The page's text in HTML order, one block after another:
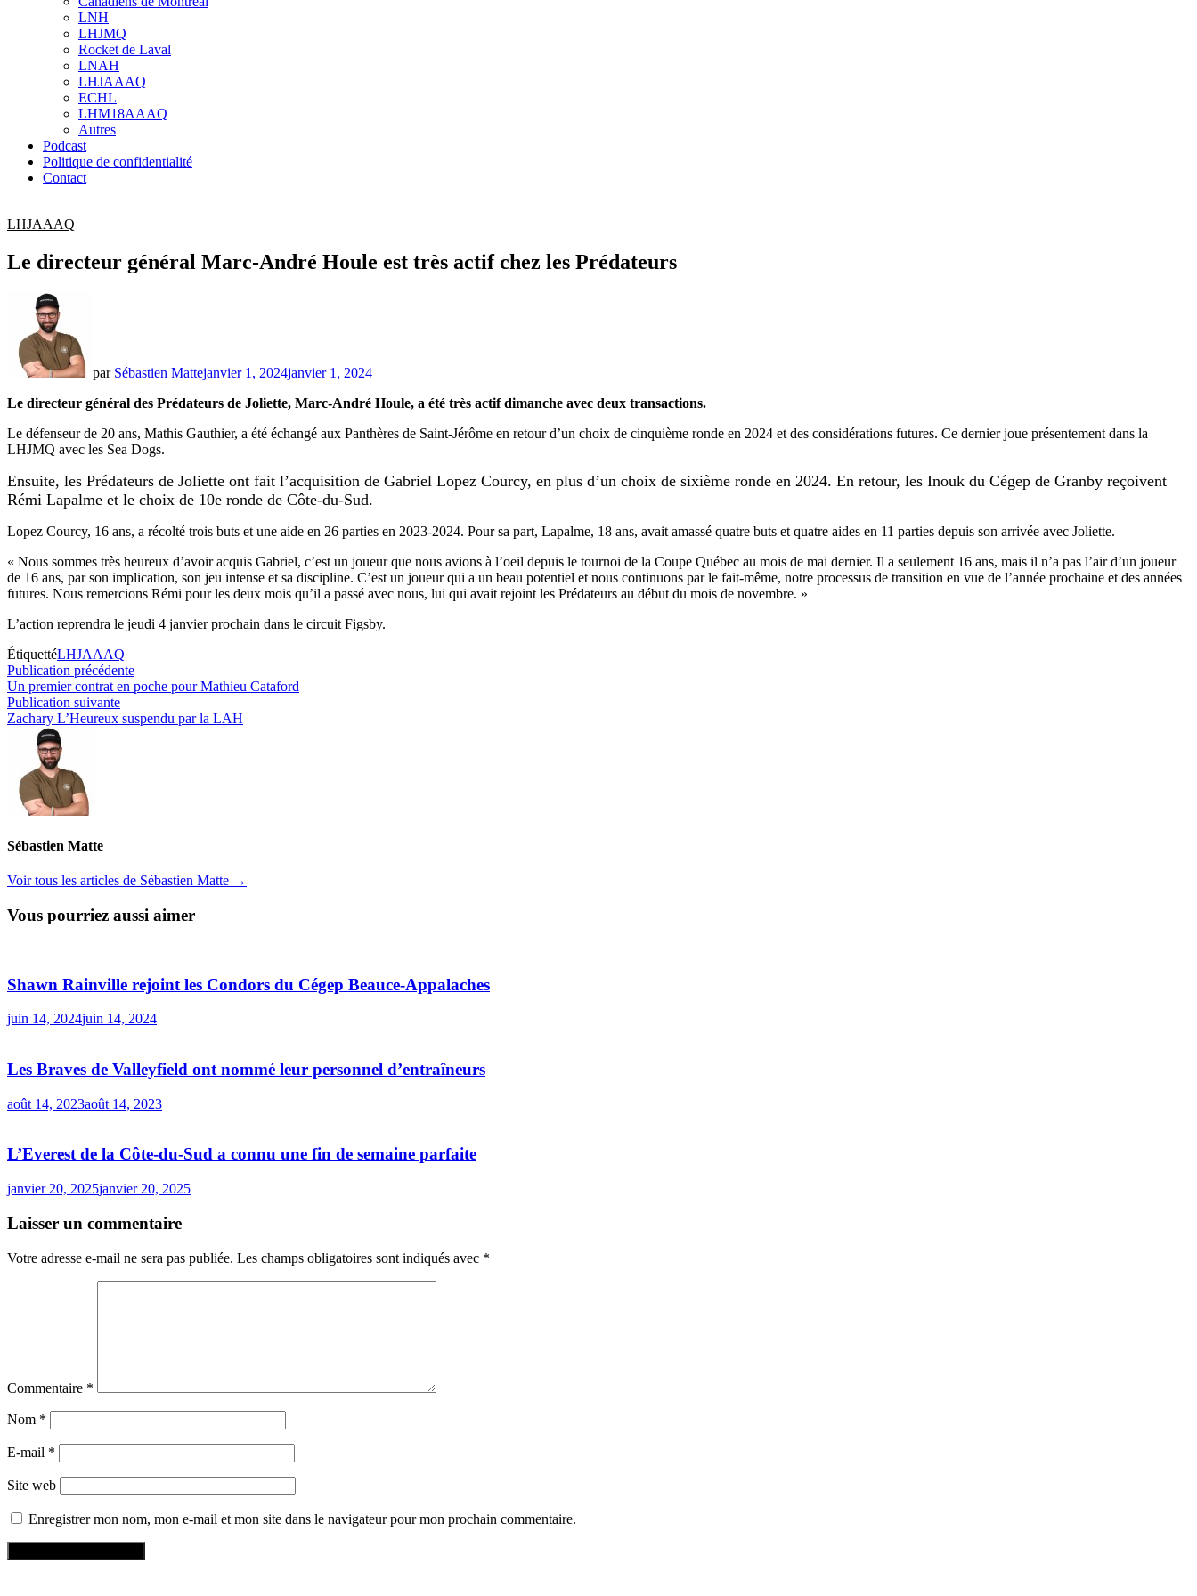
sub
menu
LNH
LHJMQ
Rocket de Laval
LNAH
LHJAAAQ
ECHL
LHM18AAAQ
Autres
Podcast
Politique de confidentialité
Contact
LHJAAAQ
Le directeur général Marc-André Houle est très actif chez les Prédateurs
par Sébastien Mattejanvier 1, 2024janvier 1, 2024
Le directeur général des Prédateurs de Joliette, Marc-André Houle, a été très actif dimanche avec deux transactions.
Le défenseur de 20 ans, Mathis Gauthier, a été échangé aux Panthères de Saint-Jérôme en retour d’un choix de cinquième ronde en 2024 et des considérations futures. Ce dernier joue présentement dans la
LHJMQ avec les Sea Dogs.
Ensuite, les Prédateurs de Joliette ont fait l’acquisition de Gabriel Lopez Courcy, en plus d’un choix de sixième ronde en 2024. En retour, les Inouk du Cégep de Granby reçoivent
Rémi Lapalme et le choix de 10e ronde de Côte-du-Sud.
Lopez Courcy, 16 ans, a récolté trois buts et une aide en 26 parties en 2023-2024. Pour sa part, Lapalme, 18 ans, avait amassé quatre buts et quatre aides en 11 parties depuis son arrivée avec Joliette.
« Nous sommes très heureux d’avoir acquis Gabriel, c’est un joueur que nous avions à l’oeil depuis le tournoi de la Coupe Québec au mois de mai dernier. Il a seulement 16 ans, mais il n’a pas l’air d’un joueur
de 16 ans, par son implication, son jeu intense et sa discipline. C’est un joueur qui a un beau potentiel et nous continuons par le fait-même, notre processus de transition en vue de l’année prochaine et des années
futures. Nous remercions Rémi pour les deux mois qu’il a passé avec nous, lui qui avait rejoint les Prédateurs au début du mois de novembre. »
L’action reprendra le jeudi 4 janvier prochain dans le circuit Figsby.
ÉtiquettéLHJAAAQ
Navigation
de
l’article
Publication précédentePublication
précédente :
Un premier contrat en poche pour Mathieu Cataford
Publication suivantePublication
suivante :
Zachary L’Heureux suspendu par la LAH
Sébastien Matte
Voir tous les articles de Sébastien Matte →
Vous pourriez aussi aimer
Shawn Rainville rejoint les Condors du Cégep Beauce-Appalaches
juin 14, 2024juin 14, 2024
Les Braves de Valleyfield ont nommé leur personnel d’entraîneurs
août 14, 2023août 14, 2023
L’Everest de la Côte-du-Sud a connu une fin de semaine parfaite
janvier 20, 2025janvier 20, 2025
Laisser un commentaire
Votre adresse e-mail ne sera pas publiée. Les champs obligatoires sont indiqués avec *
Commentaire *
Nom *
E-mail *
Site web
Enregistrer mon nom, mon e-mail et mon site dans le navigateur pour mon prochain commentaire.